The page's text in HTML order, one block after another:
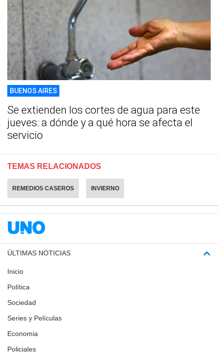
BUENOS AIRES
Se extienden los cortes de agua para este
jueves: a dónde y a qué hora se afecta el
servicio
TEMAS RELACIONADOS
REMEDIOS CASEROS INVIERNO
ÚLTIMAS NOTICIAS
Inicio
Política
Sociedad
Series y Películas
Economia
Policiales